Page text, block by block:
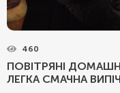
460
ПОВІТРЯНІ
ЛЕГКА СМАЧНА